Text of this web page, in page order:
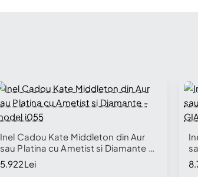
Inel Cadou Kate Middleton din Aur
sau Platina cu Ametist si Diamante -
model i055
5.922Lei